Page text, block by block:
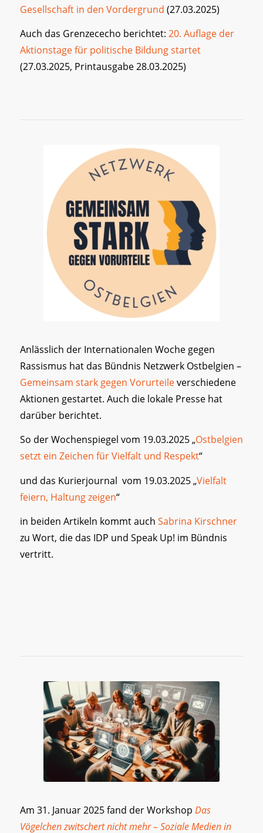
Gesellschaft in den Vordergrund (27.03.2025)
Auch das Grenzececho berichtet: 20. Auflage der
Aktionstage für politische Bildung startet
(27.03.2025, Printausgabe 28.03.2025)
Anlässlich der Internationalen Woche gegen
Rassismus hat das Bündnis Netzwerk Ostbelgien –
Gemeinsam stark gegen Vorurteileverschiedene
Aktionen gestartet. Auch die lokale Presse hat
darüber berichtet.
So der Wochenspiegel vom 19.03.2025 „Ostbelgien
setzt ein Zeichen für Vielfalt und Respekt“
und das Kurierjournal vom 19.03.2025 „Vielfalt
feiern, Haltung zeigen“
in beiden Artikeln kommt auch Sabrina Kirschner
zu Wort, die das IDP und Speak Up! im Bündnis
vertritt.
Am 31. Januar 2025 fand der Workshop Das
Vögelchen zwitschert nicht mehr – Soziale Medien in